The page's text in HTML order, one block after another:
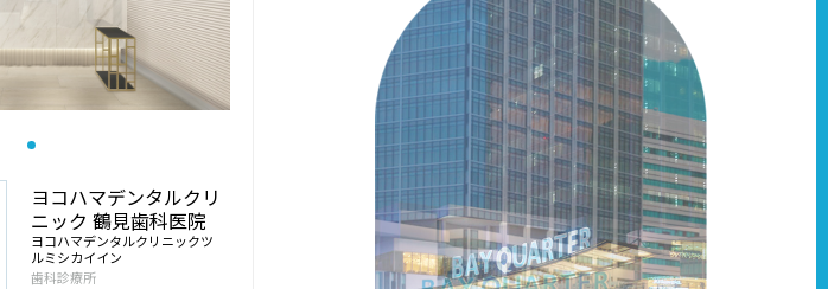
ヨコハマデンタルクリ
ニック 鶴見歯科医院
ヨコハマデンタルクリニックツ
ルミシカイイン
歯科診療所